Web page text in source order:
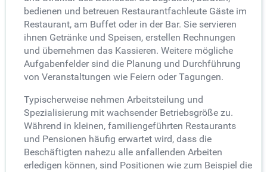
bedienen und betreuen Restaurantfachleute Gäste im
Restaurant, am Buffet oder in der Bar. Sie servieren
ihnen Getränke und Speisen, erstellen Rechnungen
und übernehmen das Kassieren. Weitere mögliche
Aufgabenfelder sind die Planung und Durchführung
von Veranstaltungen wie Feiern oder Tagungen.
Typischerweise nehmen Arbeitsteilung und
Spezialisierung mit wachsender Betriebsgröße zu.
Während in kleinen, familiengeführten Restaurants
und Pensionen häufig erwartet wird, dass die
Beschäftigten nahezu alle anfallenden Arbeiten
erledigen können, sind Positionen wie zum Beispiel die